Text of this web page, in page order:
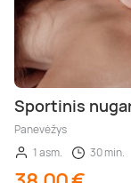
Sportinis
Panevėžys
1 asm.
30 min.